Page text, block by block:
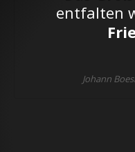
entfalten
Johann